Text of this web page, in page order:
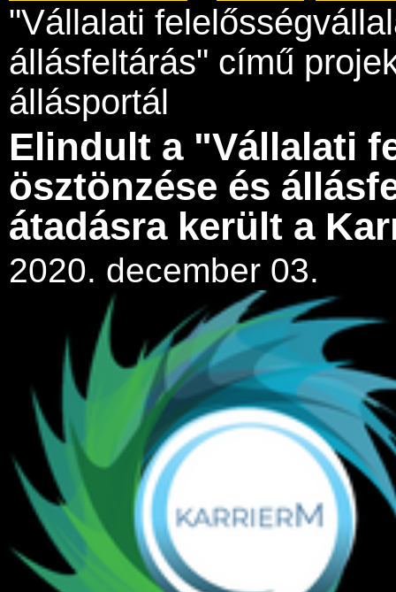
"Vállalati
állásfeltárás" című
állásportál
Elindult a "Vállalati
ösztönzése és
átadásra került a
2020. december 03.